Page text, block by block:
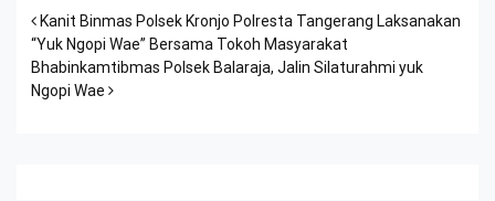
Post navigation
Kanit Binmas Polsek Kronjo Polresta Tangerang Laksanakan
“Yuk Ngopi Wae” Bersama Tokoh Masyarakat
Bhabinkamtibmas Polsek Balaraja, Jalin Silaturahmi yuk
Ngopi Wae